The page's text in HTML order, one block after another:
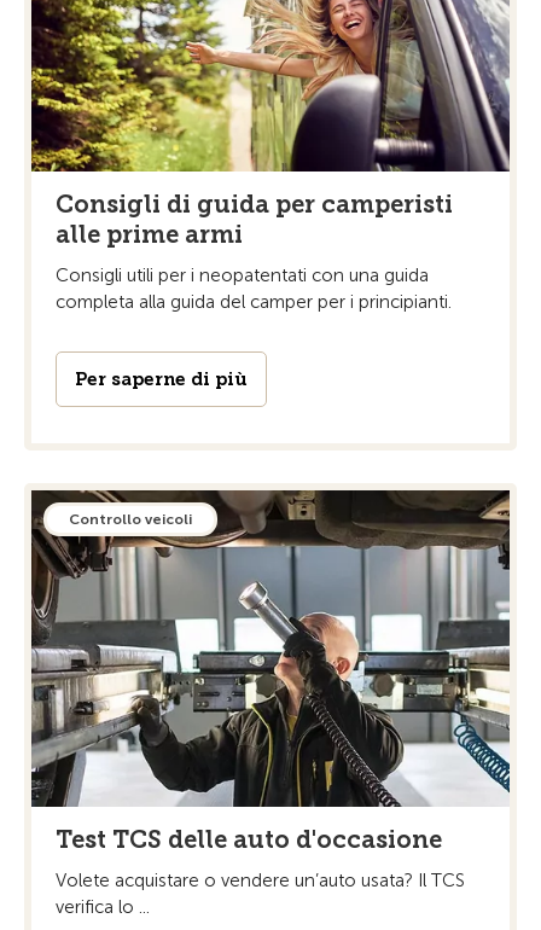
Consigli di guida per camperisti
alle prime armi
Consigli utili per i neopatentati con una guida
completa alla guida del camper per i principianti.
Per saperne di più
Controllo veicoli
Test TCS delle auto d'occasione
Volete acquistare o vendere un’auto usata? Il TCS
verifica lo ...